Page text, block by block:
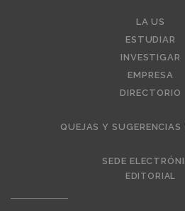
LA US
ESTUDIAR
INVESTIGAR
EMPRESA
DIRECTORIO
QUEJAS Y SUGERENCIAS
SEDE
EDITORIAL